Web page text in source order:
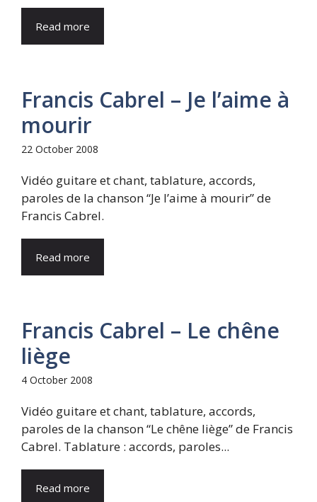
Read more
Francis Cabrel – Je l’aime à
mourir
22 October 2008
Vidéo guitare et chant, tablature, accords,
paroles de la chanson “Je l’aime à mourir” de
Francis Cabrel.
Read more
Francis Cabrel – Le chêne
liège
4 October 2008
Vidéo guitare et chant, tablature, accords,
paroles de la chanson “Le chêne liège” de Francis
Cabrel. Tablature : accords, paroles...
Read more